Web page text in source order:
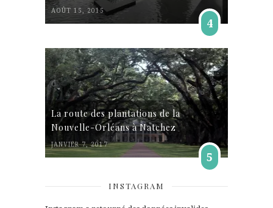
AOÛT 15, 2015
4
La route des plantations de la
Nouvelle-Orléans à Natchez
JANVIER 7, 2017
5
INSTAGRAM